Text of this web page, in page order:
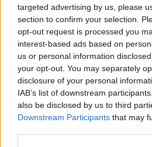
targeted advertising by us, please
section to confirm your selection.
opt-out request is processed you
interest-based ads based on
us or personal information
your opt-out. You may separately
disclosure of your personal
IAB’s list of downstream
also be disclosed by us to third
Downstream Participants that may
Ursprungligen postat avfh12
läste reportaget i min dagsfärska
doffsing,men man skulle ju kunna
med tanke på vilken turbulent
Bah, hon är känd och kommer bli mer
har sin uppväxt att tacka för allt även
jerro
Medlem